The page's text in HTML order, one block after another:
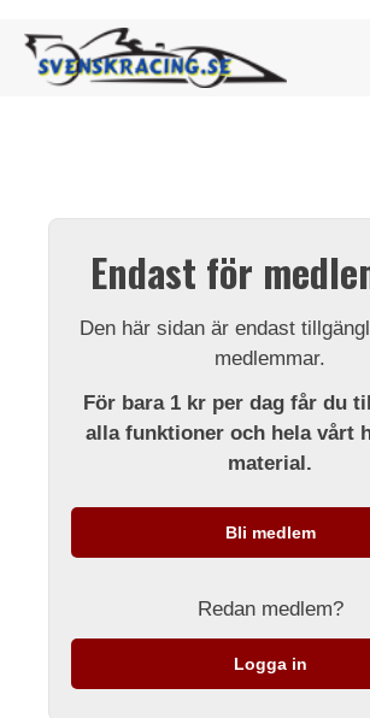
Endast för
Den här sidan är endast
medlemmar.
För bara 1 kr per dag får du
alla funktioner och hela vårt
material.
Bli medlem
Redan medlem?
Logga in